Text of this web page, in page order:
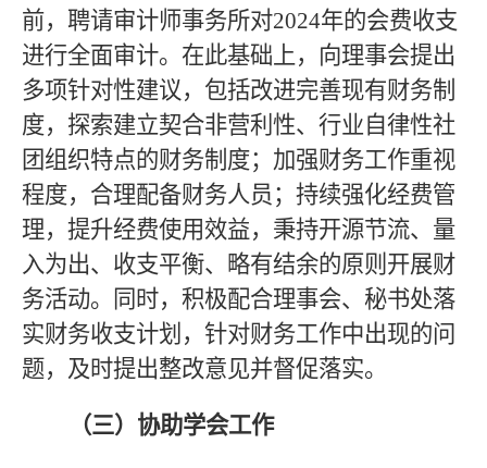
前，聘请审计师事务所对2024年的会费收支
进行全面审计。在此基础上，向理事会提出
多项针对性建议，包括改进完善现有财务制
度，探索建立契合非营利性、行业自律性社
团组织特点的财务制度；加强财务工作重视
程度，合理配备财务人员；持续强化经费管
理，提升经费使用效益，秉持开源节流、量
入为出、收支平衡、略有结余的原则开展财
务活动。同时，积极配合理事会、秘书处落
实财务收支计划，针对财务工作中出现的问
题，及时提出整改意见并督促落实。
（三）协助学会工作